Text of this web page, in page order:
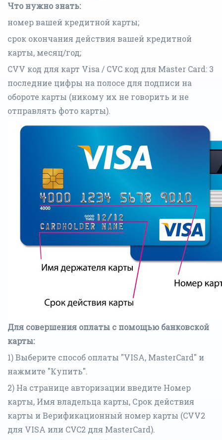
Что нужно знать:
номер вашей кредитной карты;
срок окончания действия вашей кредитной
карты, месяц/год;
CVV код для карт Visa / CVC код для Master Card: 3
последние цифры на полосе для подписи на
обороте карты (никому их не говорить и не
отправлять фото карты).
Для совершения оплаты с помощью банковской
карты:
1) Выберите способ оплаты "VISA, MasterCard" и
нажмите "Купить".
2) На странице авторизации введите Номер
карты, Имя владельца карты, Срок действия
карты и Верификационный номер карты (CVV2
для VISA или CVC2 для MasterCard).